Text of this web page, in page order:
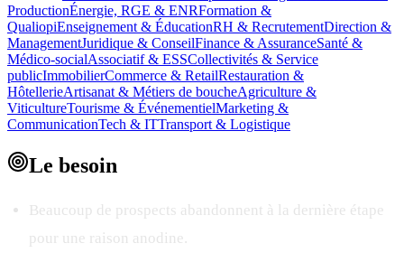
ProductionÉnergie, RGE & ENRFormation &
QualiopiEnseignement & ÉducationRH & RecrutementDirection &
ManagementJuridique & ConseilFinance & AssuranceSanté &
Médico-socialAssociatif & ESSCollectivités & Service
publicImmobilierCommerce & RetailRestauration &
HôtellerieArtisanat & Métiers de boucheAgriculture &
ViticultureTourisme & ÉvénementielMarketing &
CommunicationTech & ITTransport & Logistique
Le besoin
Beaucoup de prospects abandonnent à la dernière étape
pour une raison anodine.